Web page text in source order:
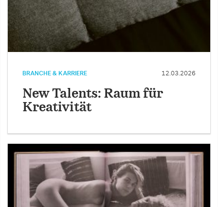
BRANCHE & KARRIERE 12.03.2026
New Talents: Raum für
Kreativität